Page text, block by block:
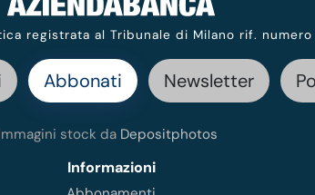
registrata al Tribunale di Milano rif.
Abbonati Newsletter
stock da Depositphotos
Informazioni